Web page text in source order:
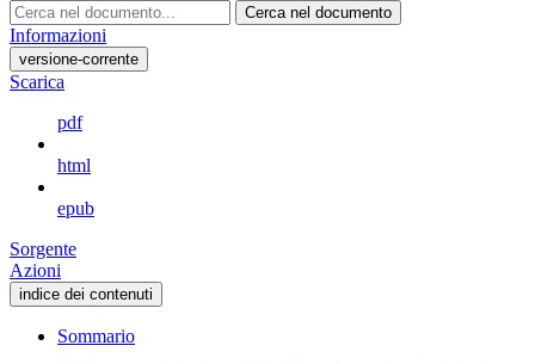
Cerca nel documento
Informazioni
versione-corrente
Scarica
pdf
html
epub
Sorgente
Azioni
indice dei contenuti
Sommario